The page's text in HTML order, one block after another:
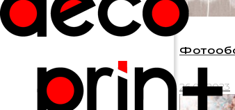
26.05.2023